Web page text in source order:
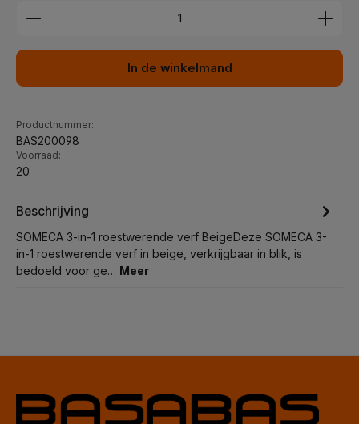
Producthoeveelheid: Voer de gewenste
In de winkelmand
Productnummer:
BAS200098
Voorraad:
20
Beschrijving
SOMECA 3-in-1 roestwerende verf BeigeDeze SOMECA 3-
in-1 roestwerende verf in beige, verkrijgbaar in blik, is
bedoeld voor ge… Meer